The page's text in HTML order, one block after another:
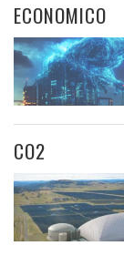
ECONOMICO
CO2